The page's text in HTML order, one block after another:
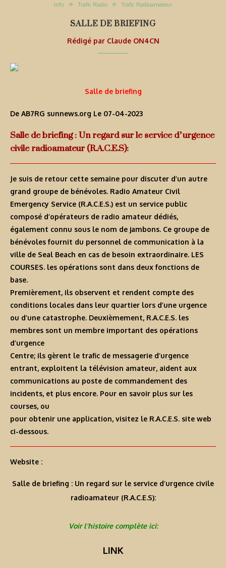
Info Trafic Radio Trafic Radioamateur
SALLE DE BRIEFING
Rédigé par Claude ON4CN
Salle de briefing
De AB7RG sunnews.org Le 07-04-2023
Salle de briefing : Un regard sur le service d’urgence
civile radioamateur (R.A.C.E.S):
Je suis de retour cette semaine pour discuter d’un autre
grand groupe de bénévoles. Radio Amateur Civil
Emergency Service (R.A.C.E.S.) est un service public
composé d’opérateurs de radio amateur dédiés,
également connu sous le nom de jambons. Ce groupe de
bénévoles fournit du personnel de communication à la
ville de Seal Beach en cas de besoin extraordinaire. LES
COURSES. les opérations sont dans deux fonctions de
base.
Premièrement, ils observent et rendent compte des
conditions locales dans leur quartier lors d’une urgence
ou d’une catastrophe. Deuxièmement, R.A.C.E.S. les
membres sont un membre important des opérations
d’urgence
Centre; ils gèrent le trafic de messagerie d’urgence
entrant, exploitent la télévision amateur, aident aux
communications au poste de commandement des
incidents, et plus encore. Pour en savoir plus sur les
courses, ou
pour obtenir une application, visitez le R.A.C.E.S. site web
ci-dessous.
Website :
Salle de briefing : Un regard sur le service d’urgence civile
radioamateur (R.A.C.E.S):
Voir l’histoire complète ici:
LINK